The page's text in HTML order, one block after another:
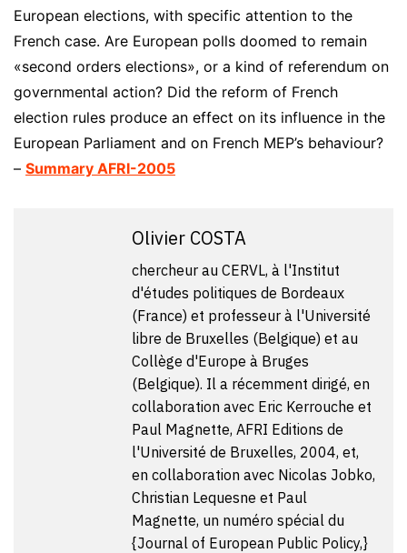
European elections, with specific attention to the
French case. Are European polls doomed to remain
«second orders elections», or a kind of referendum on
governmental action? Did the reform of French
election rules produce an effect on its influence in the
European Parliament and on French MEP’s behaviour?
– Summary AFRI-2005
Olivier COSTA
chercheur au CERVL, à l'Institut
d'études politiques de Bordeaux
(France) et professeur à l'Université
libre de Bruxelles (Belgique) et au
Collège d'Europe à Bruges
(Belgique). Il a récemment dirigé, en
collaboration avec Eric Kerrouche et
Paul Magnette, AFRI Editions de
l'Université de Bruxelles, 2004, et,
en collaboration avec Nicolas Jobko,
Christian Lequesne et Paul
Magnette, un numéro spécial du
{Journal of European Public Policy,}